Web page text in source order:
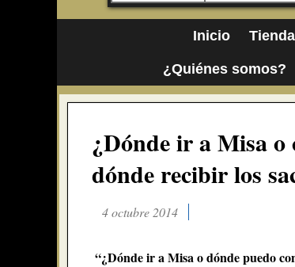
Inicio
¿Quiénes somos?
¿Dónde ir a Misa o
dónde recibir los
4 octubre 2014
“¿Dónde ir a Misa o dónde puedo